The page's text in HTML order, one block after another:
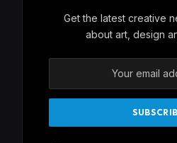
Get the latest creative
about art, design